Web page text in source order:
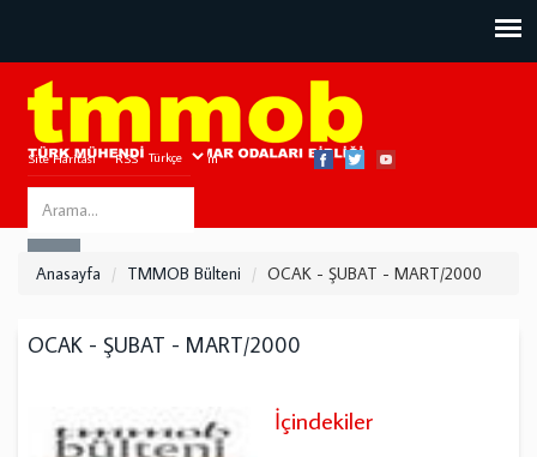
Site Haritası RSS Bize Ulaşın
Search
this
Anasayfa TMMOB Bülteni OCAK - ŞUBAT - MART/2000
OCAK - ŞUBAT - MART/2000
İçindekiler